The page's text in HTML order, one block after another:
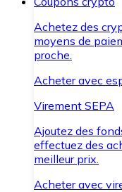
Achetez des
moyens de
proche.
Acheter avec
Virement SEPA
Ajoutez des
effectuez des
meilleur prix.
Acheter avec